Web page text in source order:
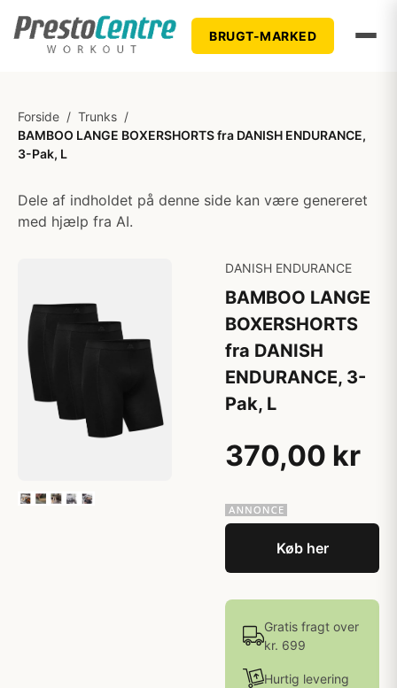
BRUGT-MARKED
Forside / Trunks /
BAMBOO LANGE BOXERSHORTS fra DANISH ENDURANCE,
3-Pak, L
Dele af indholdet på denne side kan være genereret
med hjælp fra AI.
DANISH ENDURANCE
BAMBOO LANGE
BOXERSHORTS
fra DANISH
ENDURANCE, 3-
Pak, L
370,00 kr
Køb her
Gratis fragt over
kr. 699
Hurtig levering